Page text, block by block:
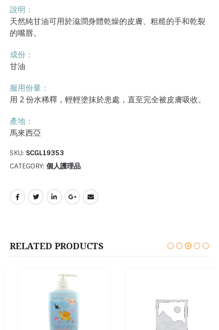
說明：
天然純甘油可用於滋潤身體乾燥的皮膚、粗糙的手和乾裂
的嘴唇。
成份：
甘油
服用份量：
用 2 份水稀釋，輕輕塗抹於患處，直至完全被皮膚吸收。
產地：
馬來西亞
SKU: SCGL19353
CATEGORY: 個人護理品
RELATED PRODUCTS